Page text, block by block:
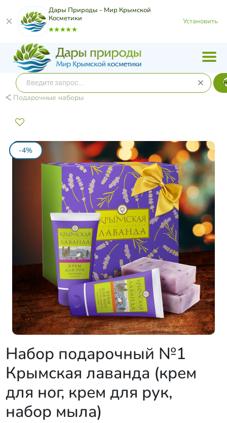
Дары Природы - Мир Крымской
Косметики
Установить
Подарочные наборы
-4%
Набор подарочный №1
Крымская лаванда (крем
для ног, крем для рук,
набор мыла)